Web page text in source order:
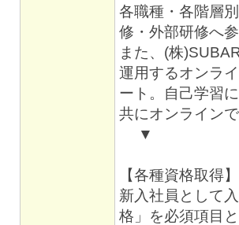
各職種・各階層
修・外部研修へ
また、(株
運用するオンラ
ート。自己学習
共にオンライン
▼
【各種資格取得】
新入社員として
格」を必須項目